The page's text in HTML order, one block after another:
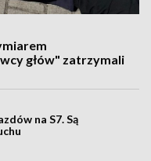
głów" zatrzymali
na S7. Są